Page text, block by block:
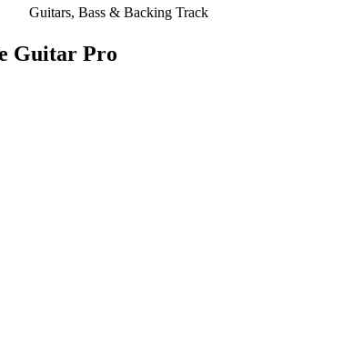
Guitars, Bass & Backing Track
Guitar Pro